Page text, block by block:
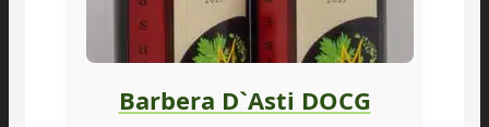
Barbera D`Asti DOCG